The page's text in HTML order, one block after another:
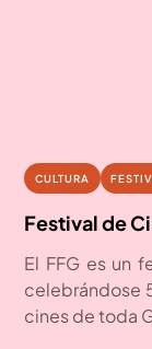
08
octubre
CULTURA
Festival de
El FFG es un
celebrándose
cines de toda